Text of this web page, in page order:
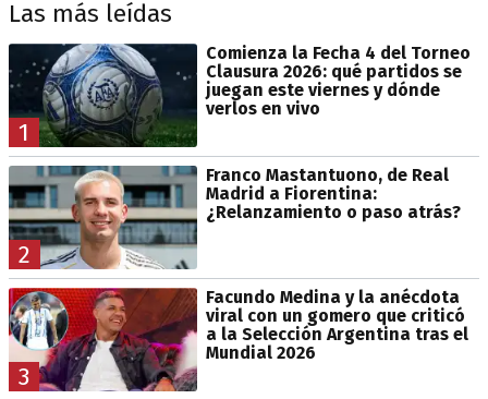
Las más leídas
1
Comienza la Fecha 4 del Torneo
Clausura 2026: qué partidos se
juegan este viernes y dónde
verlos en vivo
2
Franco Mastantuono, de Real
Madrid a Fiorentina:
¿Relanzamiento o paso atrás?
3
Facundo Medina y la anécdota
viral con un gomero que criticó
a la Selección Argentina tras el
Mundial 2026